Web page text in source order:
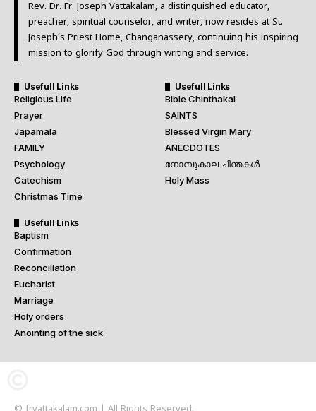
Rev. Dr. Fr. Joseph Vattakalam, a distinguished educator,
preacher, spiritual counselor, and writer, now resides at St.
Joseph’s Priest Home, Changanassery, continuing his inspiring
mission to glorify God through writing and service.
Usefull Links
Religious Life
Prayer
Japamala
FAMILY
Psychology
Catechism
Christmas Time
Usefull Links
Bible Chinthakal
SAINTS
Blessed Virgin Mary
ANECDOTES
നോമ്പുകാല ചിന്തകൾ
Holy Mass
Usefull Links
Baptism
Confirmation
Reconciliation
Eucharist
Marriage
Holy orders
Anointing of the sick